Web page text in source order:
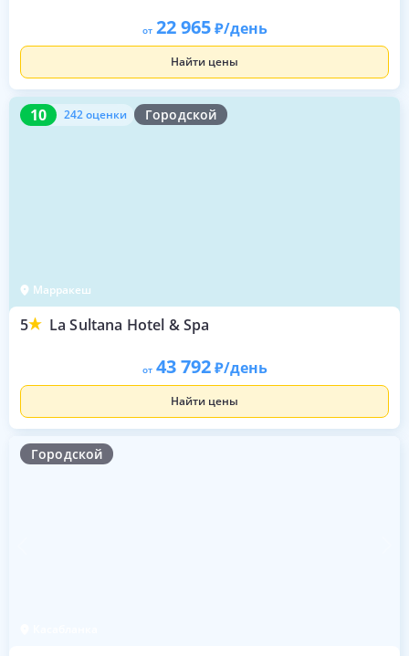
от 22 965 /день
Найти цены
10 242 оценки Городской
Марракеш
5 La Sultana Hotel & Spa
10 242 оценки
от 43 792 /день
Найти цены
Городской